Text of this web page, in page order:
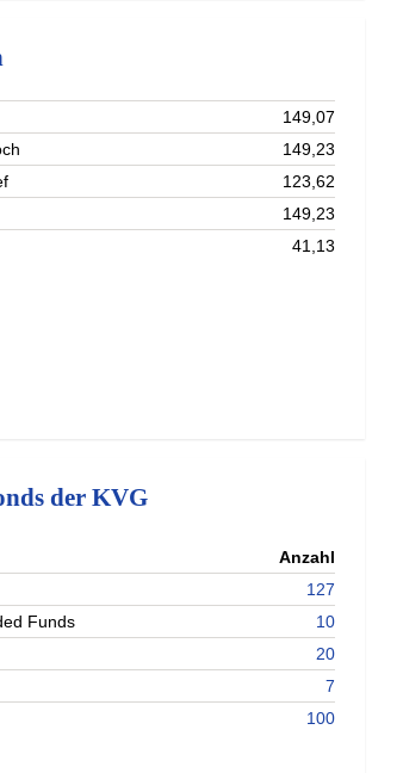
149,07
149,23
123,62
149,23
41,13
der KVG
Anzahl
127
Funds
10
20
7
100